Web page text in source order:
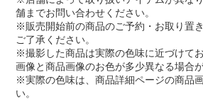
舗までお問い合わせください。
※販売開始前の商品のご予約・お取り置
ご了承ください。
※撮影した商品は実際の色味に近づけて
画像と商品画像のお色が多少異なる場合
※実際の色味は、商品詳細ページの商品
い。